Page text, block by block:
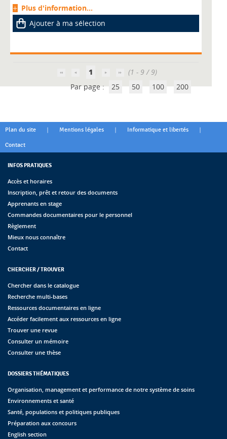
Plus d'information...
Ajouter à ma sélection
1
(1 - 9 / 9)
Par page : 25 50 100 200
Plan du site | Mentions légales | Informatique et libertés |
Contact
INFOS PRATIQUES
Accès et horaires
Inscription, prêt et retour des documents
Apprenants en stage
Commandes documentaires pour le personnel
Règlement
Mieux nous connaître
Contact
CHERCHER / TROUVER
Chercher dans le catalogue
Recherche multi-bases
Ressources documentaires en ligne
Accéder facilement aux ressources en ligne
Trouver une revue
Consulter un mémoire
Consulter une thèse
DOSSIERS THÉMATIQUES
Organisation, management et performance de notre système de soins
Environnements et santé
Santé, populations et politiques publiques
Préparation aux concours
English section